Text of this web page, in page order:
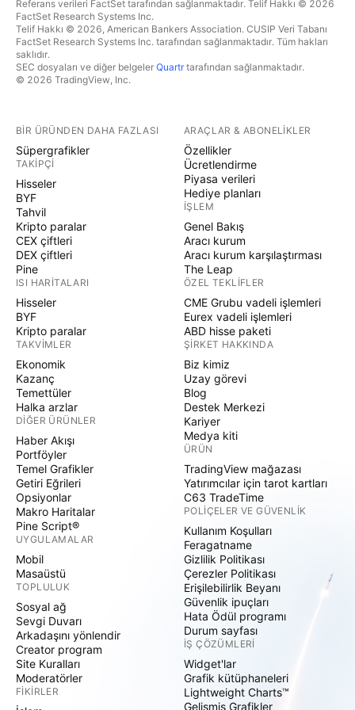
Referans verileri FactSet tarafından sağlanmaktadır. Telif Hakkı © 2026
FactSet Research Systems Inc.
Telif Hakkı © 2026, American Bankers Association. CUSIP Veri Tabanı
FactSet Research Systems Inc. tarafından sağlanmaktadır. Tüm hakları
saklıdır.
SEC dosyaları ve diğer belgeler Quartrtarafından sağlanmaktadır.
© 2026 TradingView, Inc.
BIR ÜRÜNDEN DAHA FAZLASI
Süpergrafikler
TAKIPÇI
Hisseler
BYF
Tahvil
Kripto paralar
CEX çiftleri
DEX çiftleri
Pine
ISI HARITALARI
Hisseler
BYF
Kripto paralar
TAKVIMLER
Ekonomik
Kazanç
Temettüler
Halka arzlar
DIĞER ÜRÜNLER
Haber Akışı
Portföyler
Temel Grafikler
Getiri Eğrileri
Opsiyonlar
Makro Haritalar
Pine Script®
UYGULAMALAR
Mobil
Masaüstü
TOPLULUK
Sosyal ağ
Sevgi Duvarı
Arkadaşını yönlendir
Creator program
Site Kuralları
Moderatörler
FIKIRLER
ARAÇLAR & ABONELIKLER
Özellikler
Ücretlendirme
Piyasa verileri
Hediye planları
İŞLEM
Genel Bakış
Aracı kurum
Aracı kurum karşılaştırması
The Leap
ÖZEL TEKLIFLER
CME Grubu vadeli işlemleri
Eurex vadeli işlemleri
ABD hisse paketi
ŞIRKET HAKKINDA
Biz kimiz
Uzay görevi
Blog
Destek Merkezi
Kariyer
Medya kiti
ÜRÜN
TradingView mağazası
Yatırımcılar için tarot kartları
C63 TradeTime
POLIÇELER VE GÜVENLIK
Kullanım Koşulları
Feragatname
Gizlilik Politikası
Çerezler Politikası
Erişilebilirlik Beyanı
Güvenlik ipuçları
Hata Ödül programı
Durum sayfası
İŞ ÇÖZÜMLERI
Widget'lar
Grafik kütüphaneleri
Lightweight Charts™
Gelişmiş Grafikler